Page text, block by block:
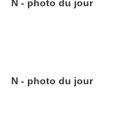
N - photo du jour
N - photo du jour